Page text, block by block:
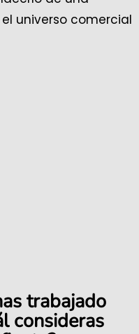
universo comercial
trabajado
consideras